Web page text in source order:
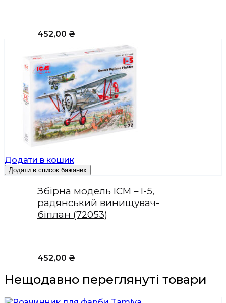
452,00 ₴
Додати в кошик
Додати в список бажаних
Збірна модель ICM – І-5,
радянський винищувач-
біплан (72053)
452,00 ₴
Нещодавно переглянуті товари